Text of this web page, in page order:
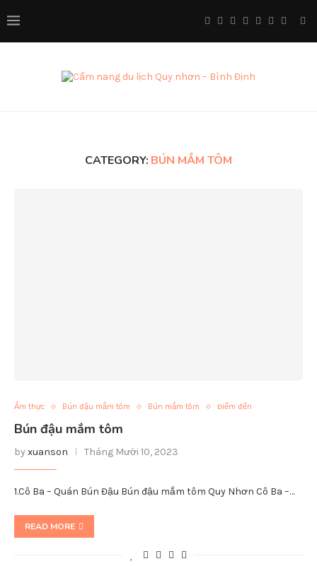
CATEGORY: BÚN MẮM TÔM
Ẩm thực Bún đậu mắm tôm Bún mắm tôm Điểm đến
Bún đậu mắm tôm
by xuanson Tháng Mười 10, 2023
1.Cô Ba – Quán Bún Đậu Bún đậu mắm tôm Quy Nhơn Cô Ba –…
READ MORE